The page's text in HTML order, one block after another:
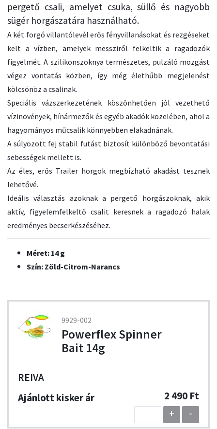
pergető csali, amelyet csuka, süllő és nagyobb
sügér horgászatára használható.
A két forgó villantólevél erős fényvillanásokat és rezgéseket
kelt a vízben, amelyek messziről felkeltik a ragadozók
figyelmét. A szilikonszoknya természetes, pulzáló mozgást
végez vontatás közben, így még élethűbb megjelenést
kölcsönöz a csalinak.
Speciális vázszerkezetének köszönhetően jól vezethető
vízinövények, hínármezők és egyéb akadók közelében, ahol a
hagyományos műcsalik könnyebben elakadnának.
A súlyozott fej stabil futást biztosít különböző bevontatási
sebességek mellett is.
Az éles, erős Trailer horgok megbízható akadást tesznek
lehetővé.
Ideális választás azoknak a pergető horgászoknak, akik
aktív, figyelemfelkeltő csalit keresnek a ragadozó halak
eredményes becserkészéséhez.
Méret: 14 g
Szín: Zöld-Citrom-Narancs
9929-002
Powerflex Spinner
Bait 14g
REIVA
2 490 Ft
+
-